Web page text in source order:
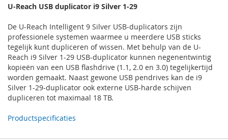
U-Reach USB duplicator i9 Silver 1-29
De U-Reach Intelligent 9 Silver USB-duplicators zijn
professionele systemen waarmee u meerdere USB sticks
tegelijk kunt dupliceren of wissen. Met behulp van de U-
Reach i9 Silver 1-29 USB-duplicator kunnen negenentwintig
kopieën van een USB flashdrive (1.1, 2.0 en 3.0) tegelijkertijd
worden gemaakt. Naast gewone USB pendrives kan de i9
Silver 1-29-duplicator ook externe USB-harde schijven
dupliceren tot maximaal 18 TB.
Productspecificaties